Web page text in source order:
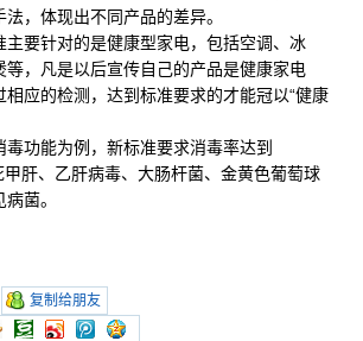
，体现出不同产品的差异。
要针对的是健康型家电，包括空调、冰
等，凡是以后宣传自己的产品是健康家电
相应的检测，达到标准要求的才能冠以“健康
功能为例，新标准要求消毒率达到
肝、乙肝病毒、大肠杆菌、金黄色葡萄球
菌。
复制给朋友